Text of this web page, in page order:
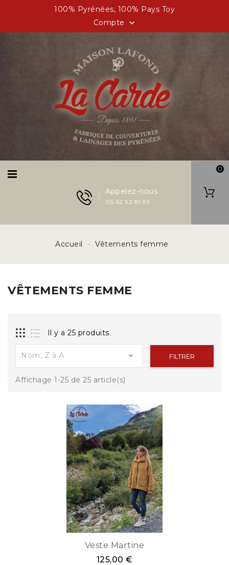
100% Pyrénées, 100% Pays Toy
Compte

Appelez-nous
05 62 92 81 95
0
Accueil Vêtements femme
VÊTEMENTS FEMME
Il y a 25 produits.
Nom, Z à A  FILTRER
Affichage 1-25 de 25 article(s)
Veste Martine
125,00 €